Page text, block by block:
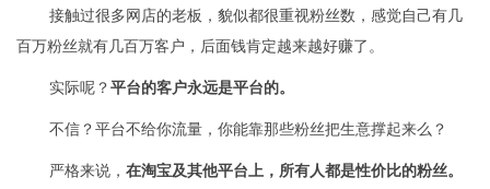
接触过很多网店的老板，貌似都很重视粉丝数，感觉自己有几
百万粉丝就有几百万客户，后面钱肯定越来越好赚了。
实际呢？ 平台的客户永远是平台的。
不信？平台不给你流量，你能靠那些粉丝把生意撑起来么？
严格来说， 在淘宝及其他平台上，所有人都是性价比的粉丝。